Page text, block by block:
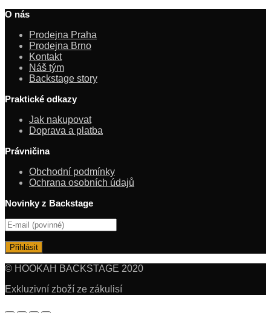
O nás
Prodejna Praha
Prodejna Brno
Kontakt
Náš tým
Backstage story
Praktické odkazy
Jak nakupovat
Doprava a platba
Právničina
Obchodní podmínky
Ochrana osobních údajů
Novinky z Backstage
© HOOKAH BACKSTAGE 2020
Exkluzivní zboží ze zákulisí